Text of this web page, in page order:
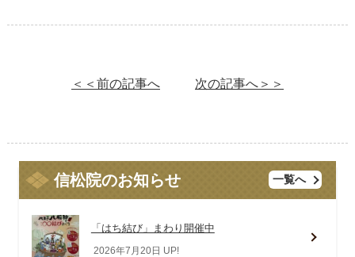
＜＜前の記事へ 次の記事へ＞＞
信松院のお知らせ 一覧へ
「はち結び」まわり開催中
2026年7月20日 UP!